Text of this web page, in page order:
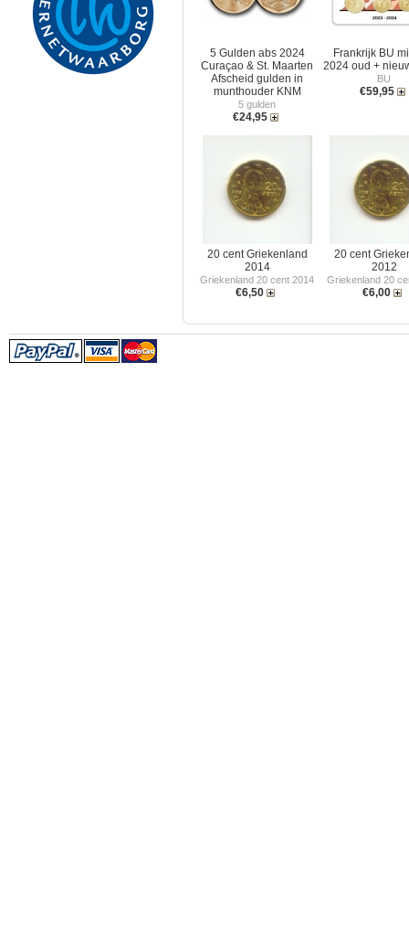
5 Gulden abs 2024
Curaçao & St. Maarten
Afscheid gulden in
munthouder KNM
5 gulden
€24,95
Frankrijk BU
2024 oud +
BU
€59,95
20 cent Griekenland
2014
Griekenland 20 cent 2014
€6,50
20 cent
2012
Griekenland 20
€6,00